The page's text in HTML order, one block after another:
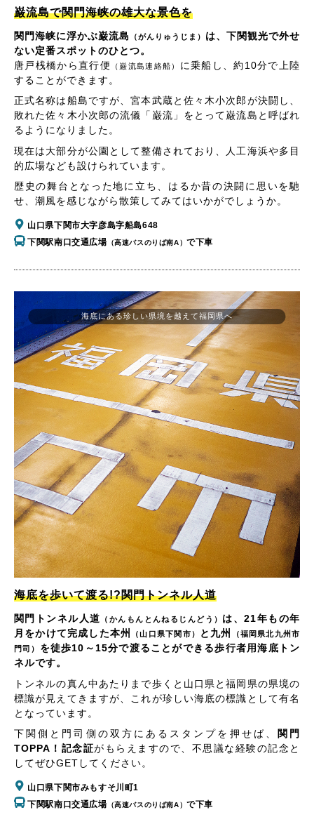
巌流島で関門海峡の雄大な景色を
関門海峡に浮かぶ巌流島 （がんりゅうじま） は、下関観光で外せ
ない定番スポットのひとつ。
唐戸桟橋から直行便
（巌流島連絡船）
に乗船し、約10分で上陸
することができます。
正式名称は船島ですが、宮本武蔵と佐々木小次郎が決闘し、
敗れた佐々木小次郎の流儀「巌流」をとって巌流島と呼ばれ
るようになりました。
現在は大部分が公園として整備されており、人工海浜や多目
的広場なども設けられています。
歴史の舞台となった地に立ち、はるか昔の決闘に思いを馳
せ、潮風を感じながら散策してみてはいかがでしょうか。
山口県下関市大字彦島字船島648
下関駅南口交通広場 （高速バスのりば南A）で下車
海底を歩いて渡る!?関門トンネル人道
関門トンネル人道 （かんもんとんねるじんどう） は、21年もの年
月をかけて完成した本州
（山口県下関市） と九州
（福岡県北九州市
門司）
を徒歩10～15分で渡ることができる歩行者用海底トン
ネルです。
トンネルの真ん中あたりまで歩くと山口県と福岡県の県境の
標識が見えてきますが、これが珍しい海底の標識として有名
となっています。
下関側と門司側の双方にあるスタンプを押せば、
関門
TOPPA！記念証がもらえますので、不思議な経験の記念と
してぜひGETしてください。
山口県下関市みもすそ川町1
下関駅南口交通広場 （高速バスのりば南A）で下車
海底にある珍しい県境を越えて福岡県へ